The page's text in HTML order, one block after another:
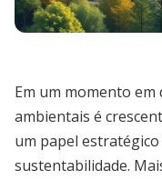
Em um momento
ambientais é
um papel
sustentabilidade.